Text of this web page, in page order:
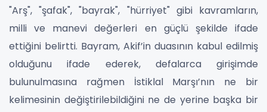
"Arş", "şafak", "bayrak", "hürriyet" gibi kavramların,
milli ve manevi değerleri en güçlü şekilde ifade
ettiğini belirtti. Bayram, Akif’in duasının kabul edilmiş
olduğunu ifade ederek, defalarca girişimde
bulunulmasına rağmen İstiklal Marşı’nın ne bir
kelimesinin değiştirilebildiğini ne de yerine başka bir